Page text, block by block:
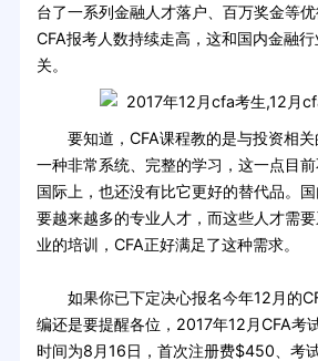
台了一系列金融人才落户、百万奖金等
CFA报考人数持续走高，这和国内金融
关。
要知道，CFA课程教的是与投资相关
一种非常系统、完整的学习，这一点目
国际上，也还没有比它更好的替代品。
要越来越多的专业人才，而这些人才需
业的培训，CFA正好满足了这种需求。
如果你已下定决心报名今年12月的
编还是要提醒各位，2017年12月CFA考
时间为8月16日，首次注册费$450、考